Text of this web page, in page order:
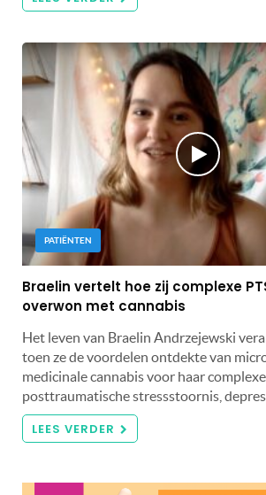
PATIËNTEN
Braelin vertelt hoe zij complexe
overwon met cannabis
Het leven van Braelin Andrzejewski
toen ze de voordelen ontdekte van
medicinale cannabis voor haar complexe
posttraumatische stressstoornis,
LEES VERDER